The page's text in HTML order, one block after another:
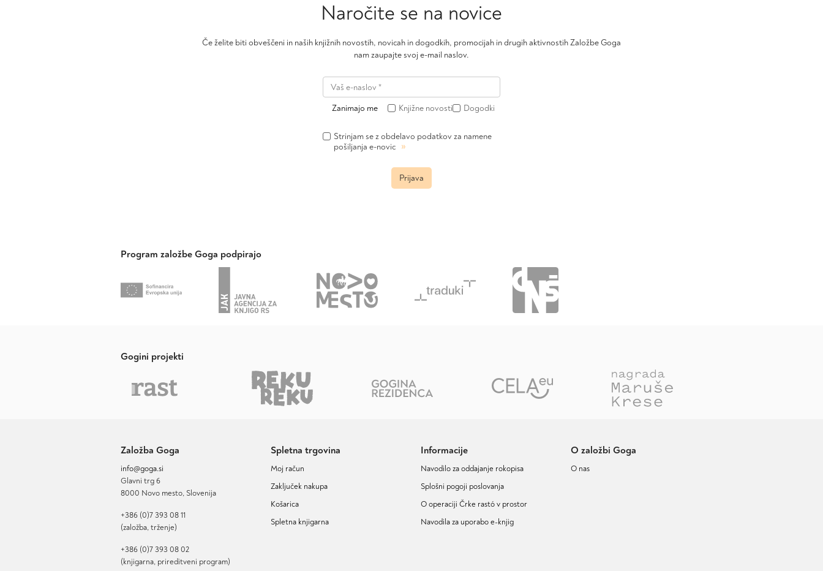
Naročite se na novice
Če želite biti obveščeni in naših knjižnih novostih, novicah in dogodkih, promocijah in drugih aktivnostih Založbe Goga
nam zaupajte svoj e-mail naslov.
Zanimajo me Knjižne novosti Dogodki
Strinjam se z obdelavo podatkov za namene
pošiljanja e-novic »
Prijava
Program založbe Goga podpirajo
Gogini projekti
Založba Goga
info@goga.si
Glavni trg 6
8000 Novo mesto, Slovenija
+386 (0)7 393 08 11
(založba, trženje)
+386 (0)7 393 08 02
(knjigarna, prireditveni program)
Spletna trgovina
Moj račun
Zaključek nakupa
Košarica
Spletna knjigarna
Informacije
Navodilo za oddajanje rokopisa
Splošni pogoji poslovanja
O operaciji Črke rastó v prostor
Navodila za uporabo e-knjig
O založbi Goga
O nas